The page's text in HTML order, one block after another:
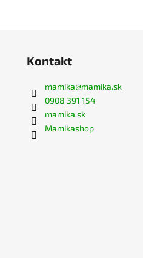
Kontakt
mamika@mamika.sk
0908 391 154
mamika.sk
Mamikashop